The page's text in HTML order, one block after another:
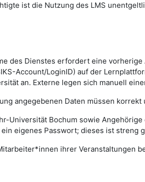
ist die Nutzung des LMS
des Dienstes erfordert eine
Account/LoginID) auf der
an. Externe legen sich manuell
angegebenen Daten müssen korrekt
Universität Bochum sowie
eigenes Passwort; dieses ist streng
ihrer Veranstaltungen